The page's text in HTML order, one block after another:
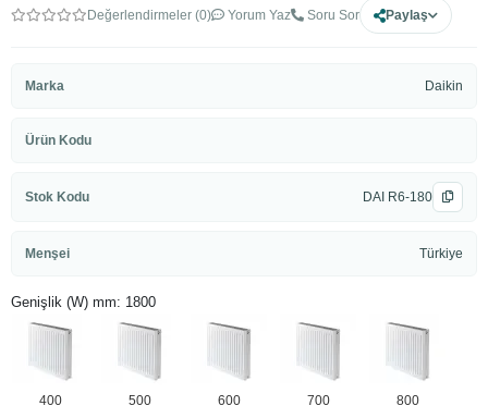
Değerlendirmeler (0) Yorum Yaz Soru Sor Paylaş
Marka Daikin
Ürün Kodu
Stok Kodu DAI R6-180
Menşei Türkiye
Genişlik (W) mm: 1800
400 500 600 700 800